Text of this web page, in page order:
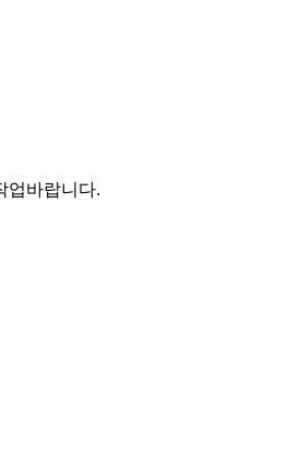
업바랍니다.